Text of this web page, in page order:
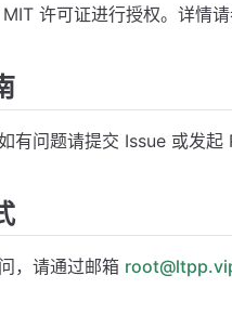
许可证进行授权。详情
有问题请提交 Issue 或发起
，请通过邮箱